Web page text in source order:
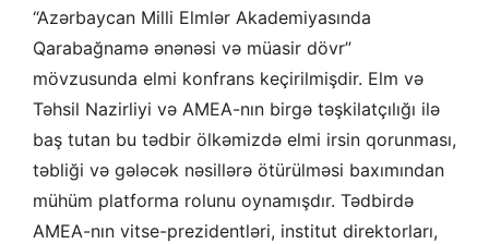
“Azərbaycan Milli Elmlər Akademiyasında
Qarabağnamə ənənəsi və müasir dövr”
mövzusunda elmi konfrans keçirilmişdir. Elm və
Təhsil Nazirliyi və AMEA-nın birgə təşkilatçılığı ilə
baş tutan bu tədbir ölkəmizdə elmi irsin qorunması,
təbliği və gələcək nəsillərə ötürülməsi baxımından
mühüm platforma rolunu oynamışdır. Tədbirdə
AMEA-nın vitse-prezidentləri, institut direktorları,